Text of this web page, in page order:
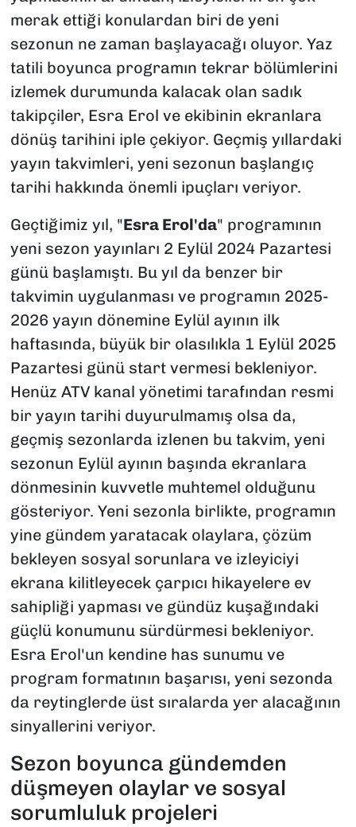
merak ettiği konulardan biri de yeni
sezonun ne zaman başlayacağı oluyor. Yaz
tatili boyunca programın tekrar bölümlerini
izlemek durumunda kalacak olan sadık
takipçiler, Esra Erol ve ekibinin ekranlara
dönüş tarihini iple çekiyor. Geçmiş yıllardaki
yayın takvimleri, yeni sezonun başlangıç
tarihi hakkında önemli ipuçları veriyor.
Geçtiğimiz yıl, "Esra Erol'da" programının
yeni sezon yayınları 2 Eylül 2024 Pazartesi
günü başlamıştı. Bu yıl da benzer bir
takvimin uygulanması ve programın 2025-
2026 yayın dönemine Eylül ayının ilk
haftasında, büyük bir olasılıkla 1 Eylül 2025
Pazartesi günü start vermesi bekleniyor.
Henüz ATV kanal yönetimi tarafından resmi
bir yayın tarihi duyurulmamış olsa da,
geçmiş sezonlarda izlenen bu takvim, yeni
sezonun Eylül ayının başında ekranlara
dönmesinin kuvvetle muhtemel olduğunu
gösteriyor. Yeni sezonla birlikte, programın
yine gündem yaratacak olaylara, çözüm
bekleyen sosyal sorunlara ve izleyiciyi
ekrana kilitleyecek çarpıcı hikayelere ev
sahipliği yapması ve gündüz kuşağındaki
güçlü konumunu sürdürmesi bekleniyor.
Esra Erol'un kendine has sunumu ve
program formatının başarısı, yeni sezonda
da reytinglerde üst sıralarda yer alacağının
sinyallerini veriyor.
Sezon boyunca gündemden
düşmeyen olaylar ve sosyal
sorumluluk projeleri